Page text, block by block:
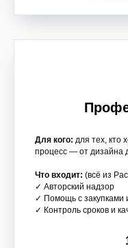
Для кого: для тех, кто
процесс — от дизайна
Что входит: (всё из
✓ Авторский надзор
✓ Помощь с закупками
✓ Контроль сроков и